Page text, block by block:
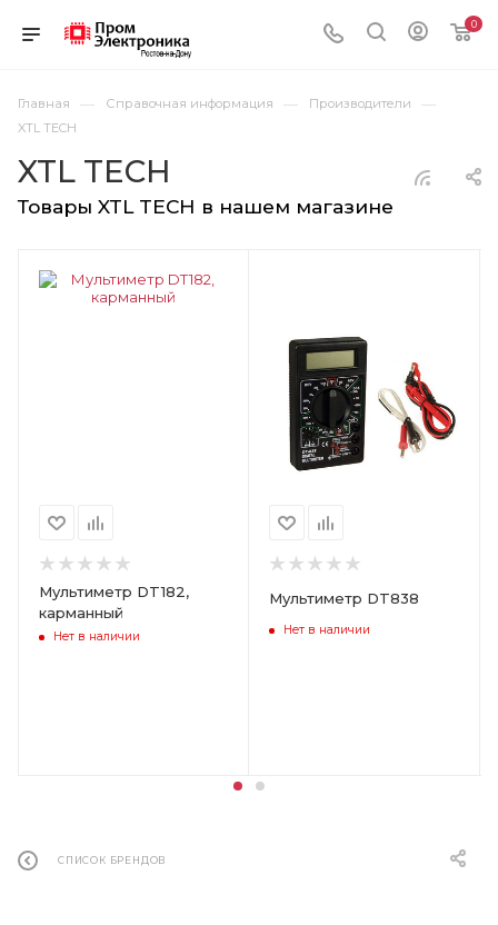
0
Главная — Справочная информация — Производители —
XTL TECH
XTL TECH
Товары XTL TECH в нашем магазине
Мультиметр DT182,
карманный
Нет в наличии
Мультиметр DT838
Нет в наличии
СПИСОК БРЕНДОВ